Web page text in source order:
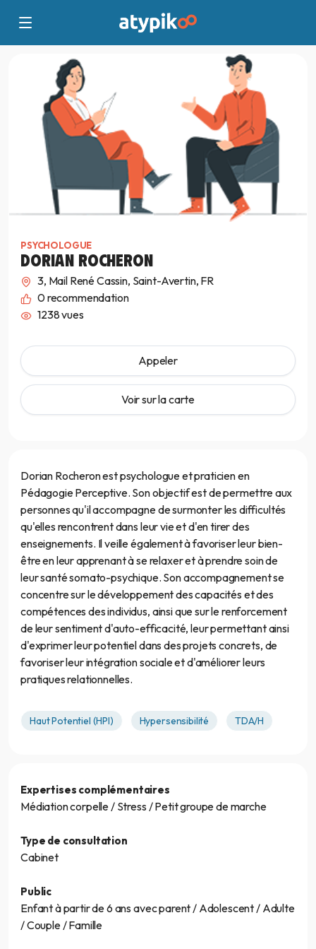
PSYCHOLOGUE
DORIAN ROCHERON
3, Mail René Cassin, Saint-Avertin, FR
0recommendation
1238 vues
Appeler
Voir sur la carte
Dorian Rocheron est psychologue et praticien en
Pédagogie Perceptive. Son objectif est de permettre aux
personnes qu'il accompagne de surmonter les difficultés
qu'elles rencontrent dans leur vie et d'en tirer des
enseignements. Il veille également à favoriser leur bien-
être en leur apprenant à se relaxer et à prendre soin de
leur santé somato-psychique. Son accompagnement se
concentre sur le développement des capacités et des
compétences des individus, ainsi que sur le renforcement
de leur sentiment d'auto-efficacité, leur permettant ainsi
d'exprimer leur potentiel dans des projets concrets, de
favoriser leur intégration sociale et d'améliorer leurs
pratiques relationnelles.
Haut Potentiel (HPI) Hypersensibilité TDA/H
Expertises complémentaires
Médiation corpelle / Stress / Petit groupe de marche
Type de consultation
Cabinet
Public
Enfant à partir de 6 ans avec parent / Adolescent / Adulte
/ Couple / Famille